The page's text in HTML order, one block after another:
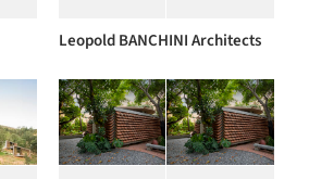
Leopold BANCHINI Architects